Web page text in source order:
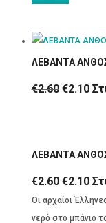
ΛΕΒΑΝΤΑ
€2.60 Original
€2.10Η
ΛΕΒΑΝΤΑ
€2.60 Original
price
was:
€2.10Η
Οι αρχαίοι
νερό στο μπάνιο